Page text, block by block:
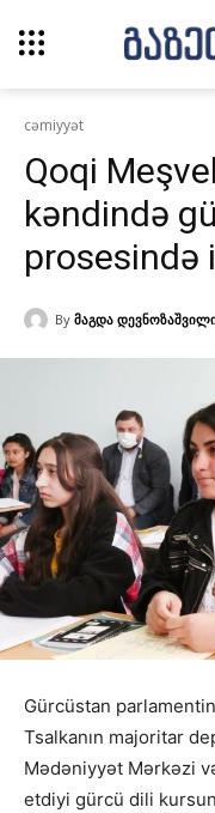
cəmiyyət
Qoqi
kəndində
prosesində
By მაგდა
Gürcüstan
Tsalkanın majoritar
Mədəniyyət Mərkəzi
etdiyi gürcü dili